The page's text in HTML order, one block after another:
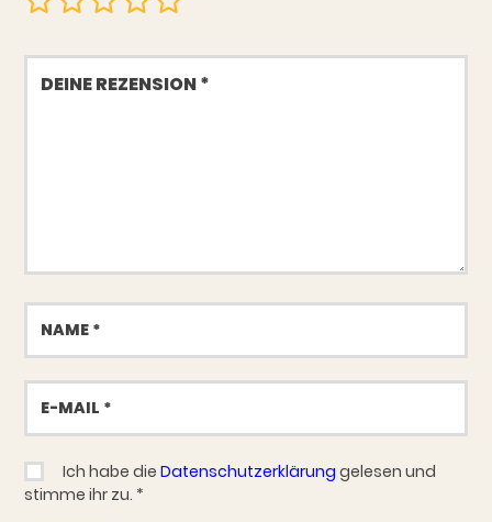
Deine
Rezension
Name
E-
Mail
Ich habe dieDatenschutzerklärung gelesen und
stimme ihr zu. *